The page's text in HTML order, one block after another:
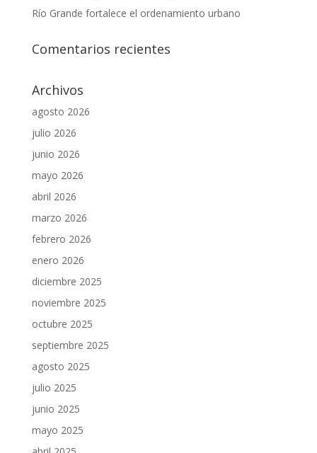
Río Grande fortalece el ordenamiento urbano
Comentarios recientes
Archivos
agosto 2026
julio 2026
junio 2026
mayo 2026
abril 2026
marzo 2026
febrero 2026
enero 2026
diciembre 2025
noviembre 2025
octubre 2025
septiembre 2025
agosto 2025
julio 2025
junio 2025
mayo 2025